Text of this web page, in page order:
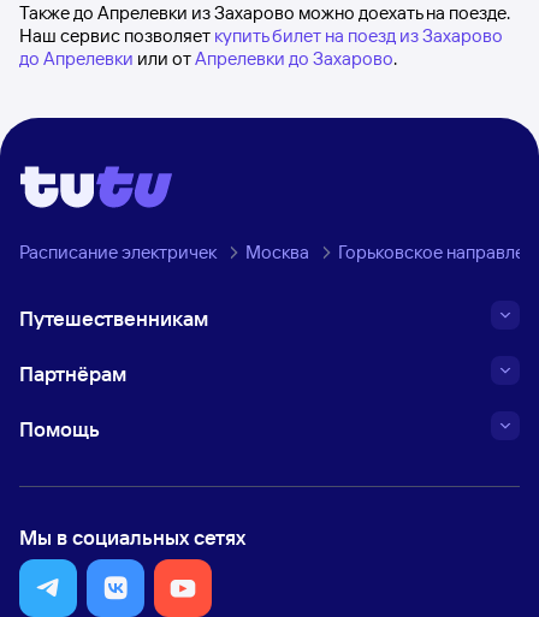
Также до Апрелевки из Захарово можно доехать на поезде.
Наш сервис позволяет купить билет на поезд из Захарово
до Апрелевки или отАпрелевки до Захарово.
Расписание электричек Москва Горьковское
Путешественникам
Партнёрам
Помощь
Мы в социальных сетях